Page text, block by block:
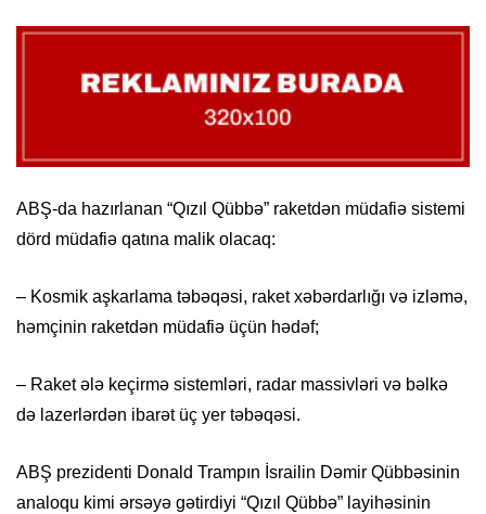
ABŞ-da hazırlanan “Qızıl Qübbə” raketdən müdafiə sistemi
dörd müdafiə qatına malik olacaq:
– Kosmik aşkarlama təbəqəsi, raket xəbərdarlığı və izləmə,
həmçinin raketdən müdafiə üçün hədəf;
– Raket ələ keçirmə sistemləri, radar massivləri və bəlkə
də lazerlərdən ibarət üç yer təbəqəsi.
ABŞ prezidenti Donald Trampın İsrailin Dəmir Qübbəsinin
analoqu kimi ərsəyə gətirdiyi “Qızıl Qübbə” layihəsinin